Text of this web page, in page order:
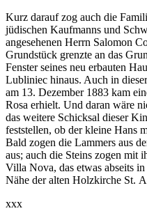
Kurz darauf zog auch die
jüdischen Kaufmanns und
angesehenen Herrn Salomon
Grundstück grenzte an das
Fenster seines neu erbauten
Lubliniec hinaus. Auch in
am 13. Dezember 1883 kam
Rosa erhielt. Und daran wäre
das weitere Schicksal dieser
feststellen, ob der kleine Hans
Bald zogen die Lammers aus
aus; auch die Steins zogen mit
Villa Nova, das etwas abseits
Nähe der alten Holzkirche St.
xxx